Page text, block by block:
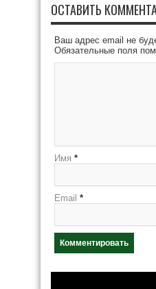
ОСТАВИТЬ
Ваш адрес email не
Обязательные поля
Имя *
Email *